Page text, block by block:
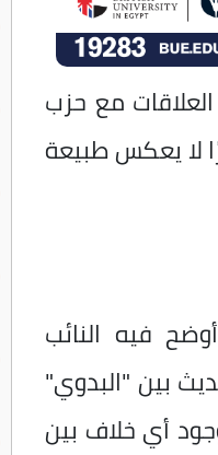
مع حزب
لا يعكس طبيعة
فيه النائب
بين "البدوي"
أي خلاف بين